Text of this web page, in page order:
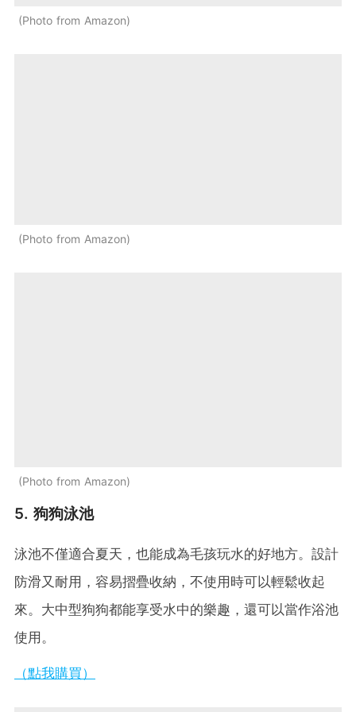
Photo from Amazon
Photo from Amazon
Photo from Amazon
5. 狗狗泳池
泳池不僅適合夏天，也能成為毛孩玩水的好地方。設計
防滑又耐用，容易摺疊收納，不使用時可以輕鬆收起
來。大中型狗狗都能享受水中的樂趣，還可以當作浴池
使用。
（點我購買）